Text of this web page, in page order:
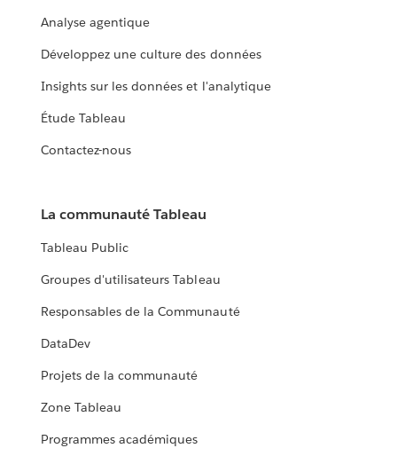
Analyse agentique
Développez une culture des données
Insights sur les données et l'analytique
Étude Tableau
Contactez-nous
La communauté Tableau
Tableau Public
Groupes d'utilisateurs Tableau
Responsables de la Communauté
DataDev
Projets de la communauté
Zone Tableau
Programmes académiques